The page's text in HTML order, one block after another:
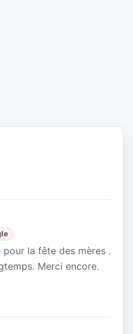
la fête des mères .
Merci encore.